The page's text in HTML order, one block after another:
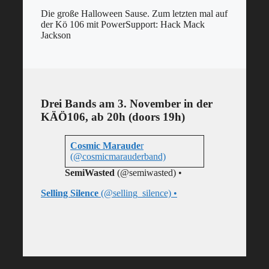
Die große Halloween Sause. Zum letzten mal auf
der Kö 106 mit PowerSupport: Hack Mack
Jackson
Drei Bands am 3. November in der
KÄÖ106, ab 20h (doors 19h)
Cosmic Marauder
(@cosmicmarauderband)
SemiWasted (@semiwasted) •
Selling Silence (@selling_silence) •